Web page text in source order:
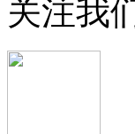
关注我